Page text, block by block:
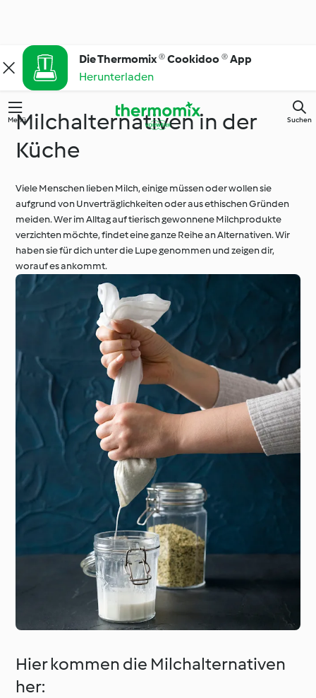
Die Thermomix ® Cookidoo ® App
Herunterladen
Menü Suchen
Milchalternativen in der
Küche
Viele Menschen lieben Milch, einige müssen oder wollen sie
aufgrund von Unverträglichkeiten oder aus ethischen Gründen
meiden. Wer im Alltag auf tierisch gewonnene Milchprodukte
verzichten möchte, findet eine ganze Reihe an Alternativen. Wir
haben sie für dich unter die Lupe genommen und zeigen dir,
worauf es ankommt.
Hier kommen die Milchalternativen
her: